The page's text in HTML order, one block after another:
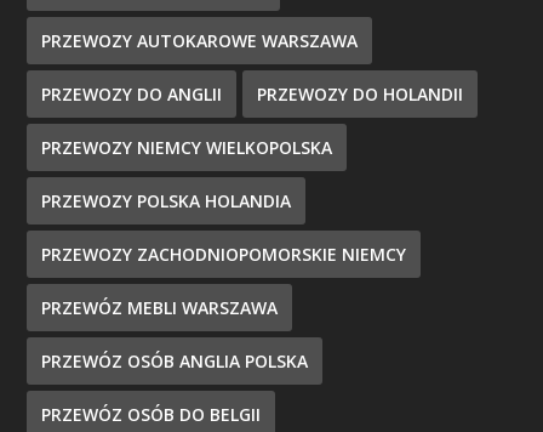
PRZEWOZY AUTOKAROWE WARSZAWA
PRZEWOZY DO ANGLII PRZEWOZY DO HOLANDII
PRZEWOZY NIEMCY WIELKOPOLSKA
PRZEWOZY POLSKA HOLANDIA
PRZEWOZY ZACHODNIOPOMORSKIE NIEMCY
PRZEWÓZ MEBLI WARSZAWA
PRZEWÓZ OSÓB ANGLIA POLSKA
PRZEWÓZ OSÓB DO BELGII